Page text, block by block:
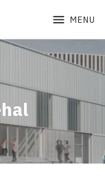
menu MENU